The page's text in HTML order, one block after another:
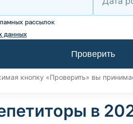
рассылок
данных
Проверить
кнопку «Проверить» вы
в